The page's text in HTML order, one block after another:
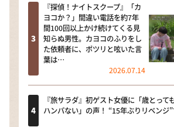
『探偵！ナイトスクープ』「カ
ヨコか？」間違い電話を約7年
間100回以上かけ続けてくる見
知らぬ男性。カヨコのふりをし
た依頼者に、ポツリと呟いた言
葉は…
2026.07.14
『旅サラダ』初ゲスト女優に「歳とって
ハンパない」の声！ “15年ぶりリベンジ